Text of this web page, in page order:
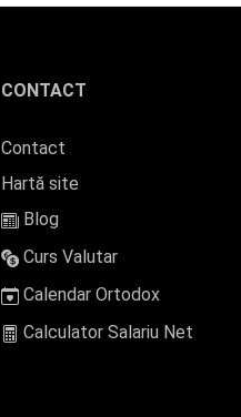
CONTACT
Contact
Hartă site
Blog
Curs Valutar
Calendar Ortodox
Calculator Salariu Net